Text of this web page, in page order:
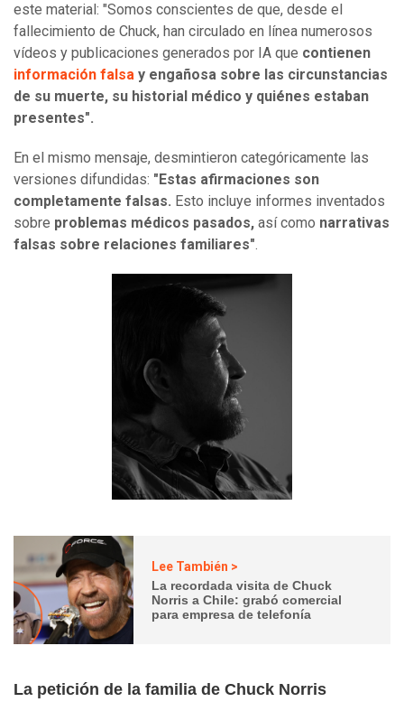
este material: "Somos conscientes de que, desde el
fallecimiento de Chuck, han circulado en línea numerosos
vídeos y publicaciones generados por IA que contienen
información falsa y engañosa sobre las circunstancias
de su muerte, su historial médico y quiénes estaban
presentes".
En el mismo mensaje, desmintieron categóricamente las
versiones difundidas: "Estas afirmaciones son
completamente falsas. Esto incluye informes inventados
sobre problemas médicos pasados, así como narrativas
falsas sobre relaciones familiares".
Lee También >
La recordada visita de Chuck
Norris a Chile: grabó comercial
para empresa de telefonía
La petición de la familia de Chuck Norris